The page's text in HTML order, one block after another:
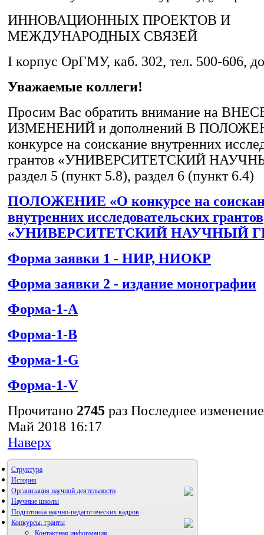
ИННОВАЦИОННЫХ ПРОЕКТОВ И
МЕЖДУНАРОДНЫХ СВЯЗЕЙ
I корпус ОрГМУ, каб. 302, тел. 500-606,
Уважаемые коллеги!
Просим Вас обратить внимание на
ИЗМЕНЕНИЙ и дополнений В
конкурсе на соискание внутренних
грантов «УНИВЕРСИТЕТСКИЙ
раздел 5 (пункт 5.8), раздел 6 (пункт 6.4)
ПОЛОЖЕНИЕ «О конкурсе на
внутренних исследовательских грантов
«УНИВЕРСИТЕТСКИЙ НАУЧНЫЙ
Форма заявки 1 - НИР, НИОКР
Форма заявки 2 - издание монографии
Форма-1-A
Форма-1-B
Форма-1-G
Форма-1-V
Прочитано 2745 раз Последнее
Май 2018 16:17
Наверх
Структура
История
Организация научной деятельности
Научные школы
Подготовка научно-педагогических кадров
Конкурсы, гранты
Контактная информация